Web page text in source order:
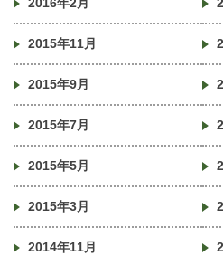
2016年2月
2015年11月
2015年9月
2015年7月
2015年5月
2015年3月
2014年11月